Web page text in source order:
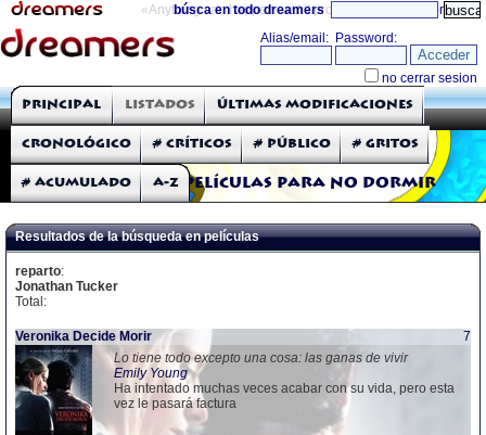
«Anything can happen and it probably will» directorio
búsca en todo dreamers
THE DREAMERS
Críticas: Películas
Películas para no dormir
Principal Listados Últimas modificaciones
Cronológico # Críticos # Público # Gritos
# Acumulado A-Z
Resultados de la búsqueda en películas
reparto:
Jonathan Tucker
Total:
Veronika Decide Morir
7
Lo tiene todo excepto una cosa: las ganas de vivir
Emily Young
Ha intentado muchas veces acabar con su vida, pero esta
vez le pasará factura